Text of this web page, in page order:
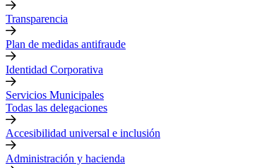
Transparencia
Plan de medidas antifraude
Identidad Corporativa
Servicios Municipales
Todas las delegaciones
Accesibilidad universal e inclusión
Administración y hacienda